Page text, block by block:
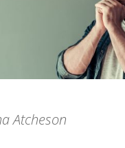
Atcheson